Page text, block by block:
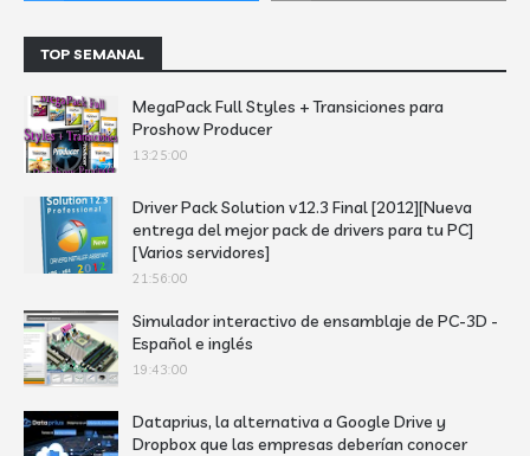
TOP SEMANAL
MegaPack Full Styles + Transiciones para
Proshow Producer
13:25:00
Driver Pack Solution v12.3 Final [2012][Nueva
entrega del mejor pack de drivers para tu PC]
[Varios servidores]
21:56:00
Simulador interactivo de ensamblaje de PC-3D -
Español e inglés
19:43:00
Dataprius, la alternativa a Google Drive y
Dropbox que las empresas deberían conocer